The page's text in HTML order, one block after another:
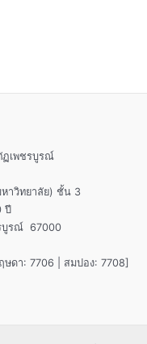
ฏเพชรบูรณ์
าวิทยาลัย) ชั้น 3
ปี
บูรณ์ 67000
ดา: 7706 | สมปอง: 7708]